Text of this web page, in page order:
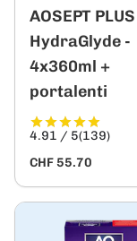
AOSEPT
HydraGlyde -
4x360ml +
portalenti
4.91 / 5(139)
CHF 55.70